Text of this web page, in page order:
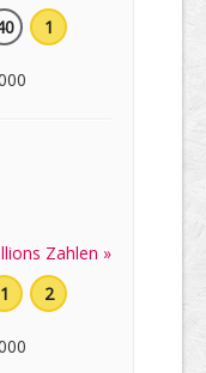
1
Zahlen »
1 2